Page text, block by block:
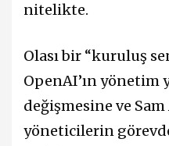
nitelikte.
Olası bir “kuruluş
OpenAI’ın yönetim
değişmesine ve
yöneticilerin